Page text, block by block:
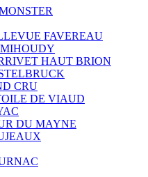
FAVEREAU
HAUT BRION
CRU
DE VIAUD
DU MAYNE